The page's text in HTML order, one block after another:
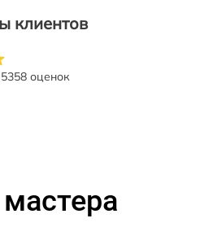
клиентов
5358 оценок